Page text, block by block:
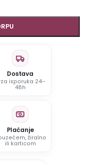
Dostava
isporuka 24–
48h
Plaćanje
žiralno
ili karticom